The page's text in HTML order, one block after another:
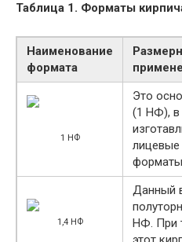
Таблица 1. Форматы
Наименование
формата
1 НФ
Это
(1 НФ), в
лицевые
1,4 НФ
Данный
НФ. При